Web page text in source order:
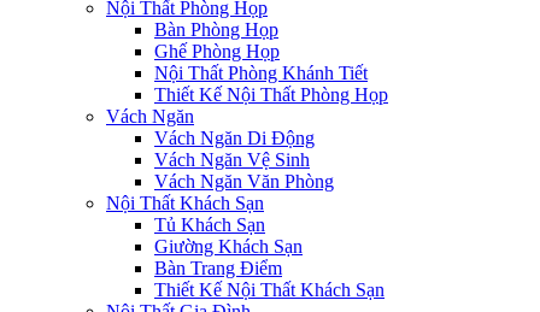
Nội Thất Phòng Họp
Bàn Phòng Họp
Ghế Phòng Họp
Nội Thất Phòng Khánh Tiết
Thiết Kế Nội Thất Phòng Họp
Vách Ngăn
Vách Ngăn Di Động
Vách Ngăn Vệ Sinh
Vách Ngăn Văn Phòng
Nội Thất Khách Sạn
Tủ Khách Sạn
Giường Khách Sạn
Bàn Trang Điểm
Thiết Kế Nội Thất Khách Sạn